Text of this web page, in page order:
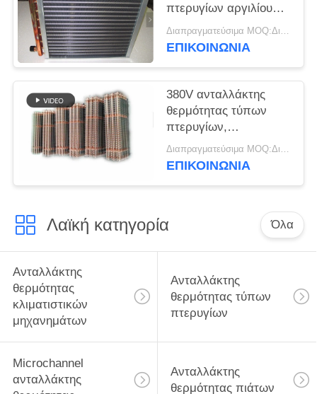
πτερυγίων αργιλίου
που αντιμετωπίζεται
τη διάβρωση με το
Διαπραγματεύσιμα MOQ:Διαπραγματεύσιμος
ΕΠΙΚΟΙΝΩΝΊΑ
380V ανταλλάκτης
θερμότητας τύπων
πτερυγίων,
ανταλλάκτης
θερμότητας ψυκτήρων
Διαπραγματεύσιμα MOQ:Διαπραγματεύσιμος
ΕΠΙΚΟΙΝΩΝΊΑ
Λαϊκή κατηγορία Όλα
Ανταλλάκτης
θερμότητας
κλιματιστικών
μηχανημάτων
Ανταλλάκτης
θερμότητας τύπων
πτερυγίων
Microchannel
ανταλλάκτης
Ανταλλάκτης
θερμότητας πιάτων